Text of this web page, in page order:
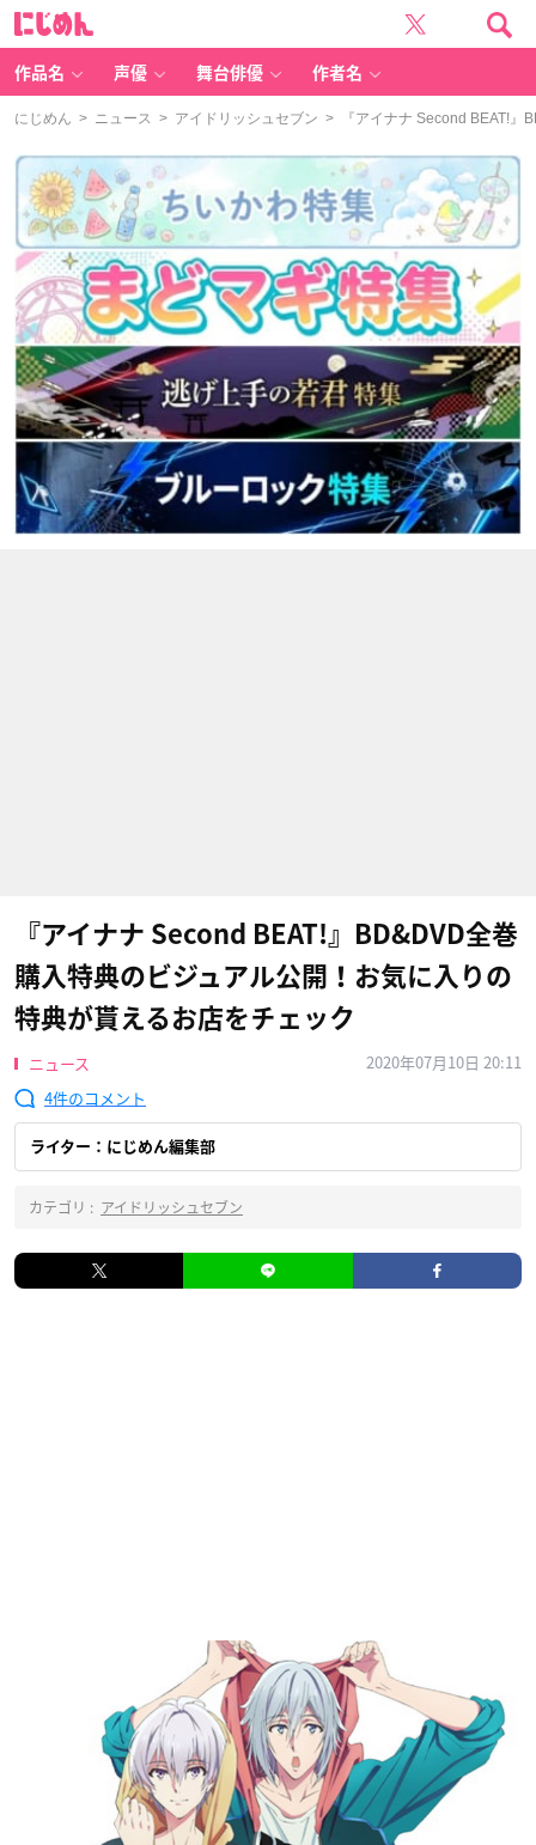
作品名 声優 舞台俳優 作者名
にじめん > ニュース > アイドリッシュセブン > 『アイナナ Second BEAT!』
『アイナナ Second BEAT!』BD&DVD全巻
購入特典のビジュアル公開！お気に入りの
特典が貰えるお店をチェック
ニュース
2020年07月10日 20:11
4
ライター：にじめん編集部
カテゴリ : アイドリッシュセブン